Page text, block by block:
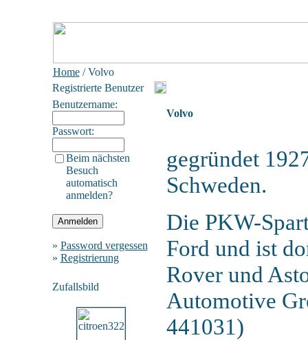
Home/ Volvo
Registrierte Benutzer
Benutzername:
Passwort:
Beim nächsten
Besuch
automatisch
anmelden?
» Password vergessen
» Registrierung
Zufallsbild
Volvo
gegründet
Schweden.
Die PKW-
Ford und ist
Rover und
Automotive
441031)